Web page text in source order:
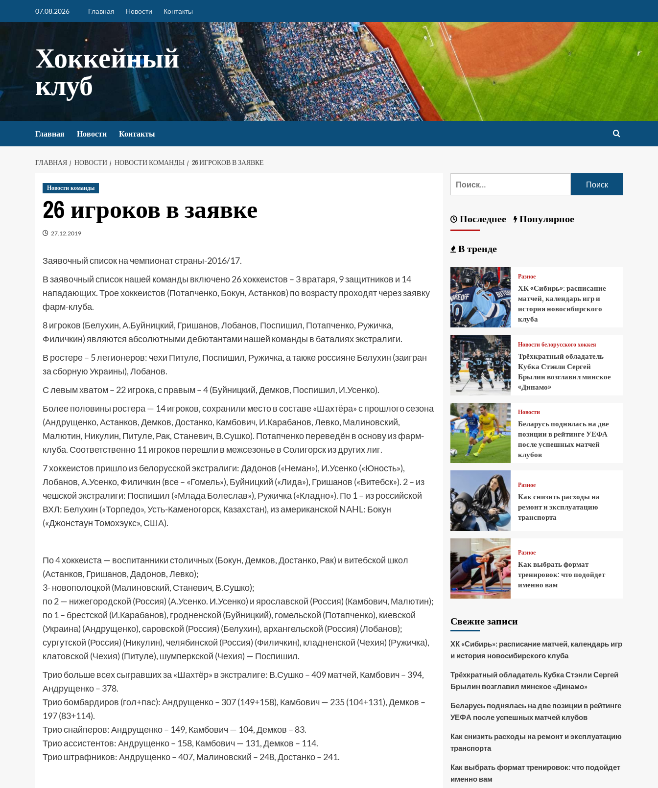
07.08.2026 Главная Новости Контакты
Хоккейный
клуб
Главная Новости Контакты
ГЛАВНАЯ НОВОСТИ НОВОСТИ КОМАНДЫ 26 ИГРОКОВ В ЗАЯВКЕ
Новости команды
26 игроков в заявке
27.12.2019
Заявочный список на чемпионат страны-2016/17.
В заявочный список нашей команды включено 26 хоккеистов – 3 вратаря, 9 защитников и 14
нападающих. Трое хоккеистов (Потапченко, Бокун, Астанков) по возрасту проходят через заявку
фарм-клуба.
8 игроков (Белухин, А.Буйницкий, Гришанов, Лобанов, Поспишил, Потапченко, Ружичка,
Филичкин) являются абсолютными дебютантами нашей команды в баталиях экстралиги.
В ростере – 5 легионеров: чехи Питуле, Поспишил, Ружичка, а также россияне Белухин (заигран
за сборную Украины), Лобанов.
С левым хватом – 22 игрока, с правым – 4 (Буйницкий, Демков, Поспишил, И.Усенко).
Более половины ростера — 14 игроков, сохранили место в составе «Шахтёра» с прошлого сезона
(Андрущенко, Астанков, Демков, Достанко, Камбович, И.Карабанов, Левко, Малиновский,
Малютин, Никулин, Питуле, Рак, Станевич, В.Сушко). Потапченко переведён в основу из фарм-
клуба. Соответственно 11 игроков перешли в межсезонье в Солигорск из других лиг.
7 хоккеистов пришло из белорусской экстралиги: Дадонов («Неман»), И.Усенко («Юность»),
Лобанов, А.Усенко, Филичкин (все – «Гомель»), Буйницкий («Лида»), Гришанов («Витебск»). 2 – из
чешской экстралиги: Поспишил («Млада Болеслав»), Ружичка («Кладно»). По 1 – из российской
ВХЛ: Белухин («Торпедо», Усть-Каменогорск, Казахстан), из американской NAHL: Бокун
(«Джонстаун Томохэукс», США).
По 4 хоккеиста — воспитанники столичных (Бокун, Демков, Достанко, Рак) и витебской школ
(Астанков, Гришанов, Дадонов, Левко);
3- новополоцкой (Малиновский, Станевич, В.Сушко);
по 2 — нижегородской (Россия) (А.Усенко. И.Усенко) и ярославской (Россия) (Камбович, Малютин);
по 1 – брестской (И.Карабанов), гродненской (Буйницкий), гомельской (Потапченко), киевской
(Украина) (Андрущенко), саровской (Россия) (Белухин), архангельской (Россия) (Лобанов);
сургутской (Россия) (Никулин), челябинской (Россия) (Филичкин), кладненской (Чехия) (Ружичка),
клатовской (Чехия) (Питуле), шумперкской (Чехия) — Поспишил.
Трио больше всех сыгравших за «Шахтёр» в экстралиге: В.Сушко – 409 матчей, Камбович – 394,
Андрущенко – 378.
Трио бомбардиров (гол+пас): Андрущенко – 307 (149+158), Камбович — 235 (104+131), Демков –
197 (83+114).
Трио снайперов: Андрущенко – 149, Камбович — 104, Демков – 83.
Трио ассистентов: Андрущенко – 158, Камбович — 131, Демков – 114.
Трио штрафников: Андрущенко – 407, Малиновский – 248, Достанко – 241.
Последнее Популярное
В тренде
Разное
ХК «Сибирь»: расписание
матчей, календарь игр и
история новосибирского
клуба
Новости белорусского хоккея
Трёхкратный обладатель
Кубка Стэнли Сергей
Брылин возглавил минское
«Динамо»
Новости
Беларусь поднялась на две
позиции в рейтинге УЕФА
после успешных матчей
клубов
Разное
Как снизить расходы на
ремонт и эксплуатацию
транспорта
Разное
Как выбрать формат
тренировок: что подойдет
именно вам
Свежие записи
ХК «Сибирь»: расписание матчей, календарь игр
и история новосибирского клуба
Трёхкратный обладатель Кубка Стэнли Сергей
Брылин возглавил минское «Динамо»
Беларусь поднялась на две позиции в рейтинге
УЕФА после успешных матчей клубов
Как снизить расходы на ремонт и эксплуатацию
транспорта
Как выбрать формат тренировок: что подойдет
именно вам